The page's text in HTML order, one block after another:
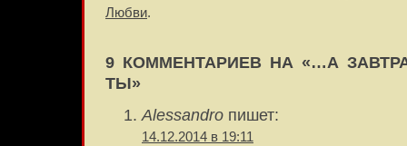
Любви.
9 КОММЕНТАРИЕВ НА «…А
ТЫ»
Alessandro пишет:
14.12.2014 в 19:11